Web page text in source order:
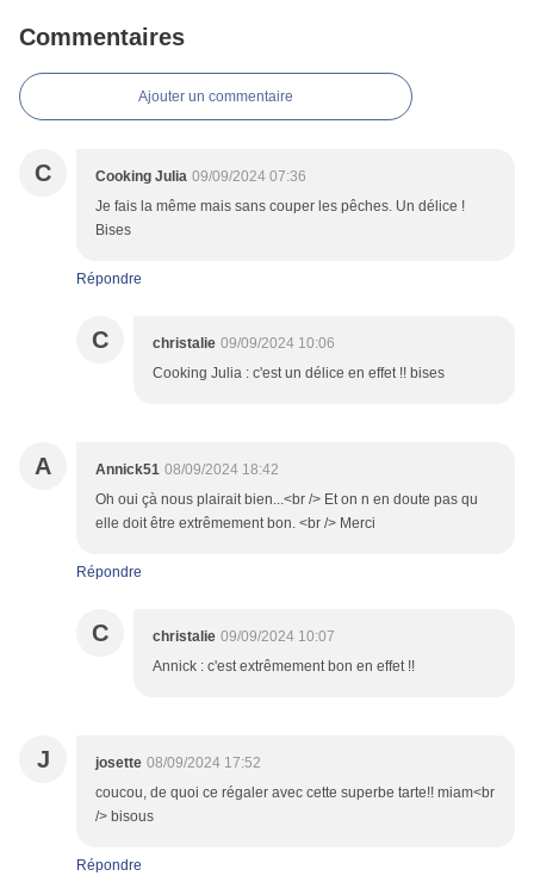
Commentaires
Ajouter un commentaire
C Cooking Julia 09/09/2024 07:36
Je fais la même mais sans couper les pêches. Un délice !
Bises
Répondre
C christalie 09/09/2024 10:06
Cooking Julia : c'est un délice en effet !! bises
A Annick51 08/09/2024 18:42
Oh oui çà nous plairait bien...<br /> Et on n en doute pas qu
elle doit être extrêmement bon. <br /> Merci
Répondre
C christalie 09/09/2024 10:07
Annick : c'est extrêmement bon en effet !!
J josette 08/09/2024 17:52
coucou, de quoi ce régaler avec cette superbe tarte!! miam<br
/> bisous
Répondre